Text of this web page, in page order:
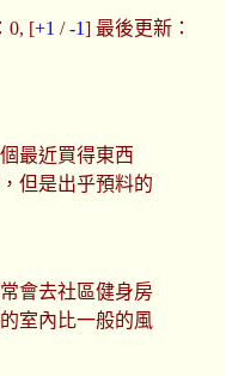
0, [+1 /-1] 最後更新：
最近買得東西
但是出乎預料的
會去社區健身房
室內比一般的風